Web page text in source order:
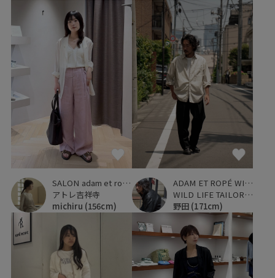
SALON adam et ropé
アトレ吉祥寺
michiru (156cm)
ADAM ET ROPÉ WILD LIFE TAILOR
WILD LIFE TAILOR 恵比寿
野田 (171cm)